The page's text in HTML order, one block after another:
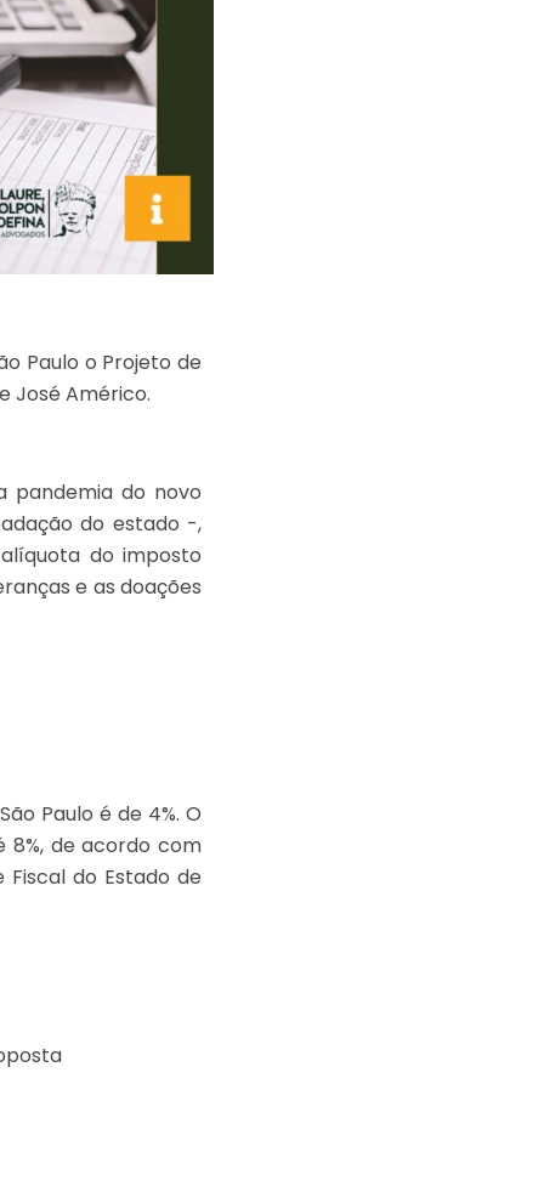
Paulo o Projeto de
José Américo.
pandemia do novo
do estado -,
do imposto
e as doações
Paulo é de 4%. O
8%, de acordo com
do Estado de